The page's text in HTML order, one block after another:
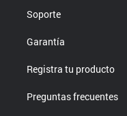
Soporte
Garantía
Registra tu producto
Preguntas frecuentes